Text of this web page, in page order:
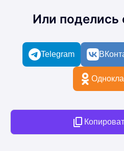
Или поделись
Telegram